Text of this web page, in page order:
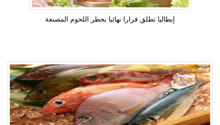
إيطاليا تطلق قرارا نهائيا بحظر اللحوم المصنعة